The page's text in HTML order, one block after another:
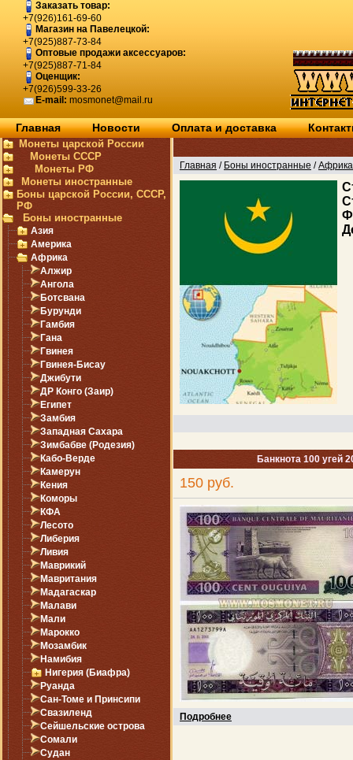
Заказать товар:
+7(926)161-69-60
Магазин на Павелецкой:
+7(925)887-73-84
Оптовые продажи аксессуаров:
+7(925)887-71-84
Оценщик:
+7(926)599-33-26
E-mail: mosmonet@mail.ru
Главная Новости Оплата и доставка
Монеты царской России
Монеты СССР
Монеты РФ
Монеты иностранные
Боны царской России, СССР,
РФ
Боны иностранные
Азия
Америка
Африка
Алжир
Ангола
Ботсвана
Бурунди
Гамбия
Гана
Гвинея
Гвинея-Бисау
Джибути
ДР Конго (Заир)
Египет
Замбия
Западная Сахара
Зимбабве (Родезия)
Кабо-Верде
Камерун
Кения
Коморы
КФА
Лесото
Либерия
Ливия
Маврикий
Мавритания
Мадагаскар
Малави
Мали
Марокко
Мозамбик
Намибия
Нигерия (Биафра)
Руанда
Сан-Томе и Принсипи
Свазиленд
Сейшельские острова
Сомали
Судан
Главная / Боны иностранные /Африка
Банкнота 100 угей
150 руб.
Подробнее